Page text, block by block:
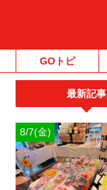
GOトピ
最新記事
8/7(金)